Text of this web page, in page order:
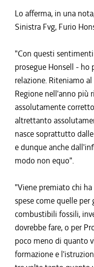
Lo afferma, in una
Sinistra Fvg, Furio
"Con questi
prosegue Honsell -
relazione. Riteniamo
Regione nell'anno più
assolutamente
altrettanto
nasce soprattutto
e dunque anche
modo non equo".
"Viene premiato chi
spese come quelle
combustibili fossili,
dovrebbe fare, o per
poco meno di quanto
formazione e